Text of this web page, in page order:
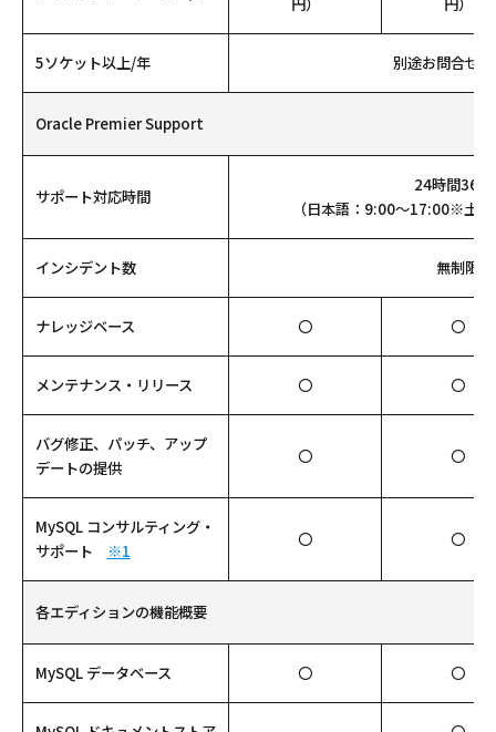
5ソケット以上/年 別途お問合せ
Oracle Premier Support
サポート対応時間
24時間365
（日本語：9:00～17:00※土
インシデント数 無制限
ナレッジベース 〇 〇
メンテナンス・リリース 〇 〇
バグ修正、パッチ、アップ
デートの提供
〇 〇
MySQL コンサルティング・
サポート
※1
〇 〇
各エディションの機能概要
MySQL データベース 〇 〇